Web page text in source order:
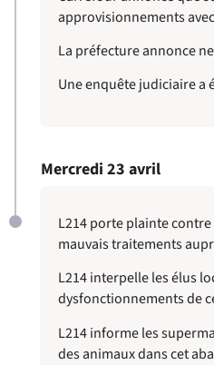
approvisionnements
La préfecture annonce
Une enquête judiciaire a
Mercredi 23 avril
L214 porte plainte
mauvais traitements
L214 interpelle les élus
dysfonctionnements de
L214 informe les
des animaux dans cet